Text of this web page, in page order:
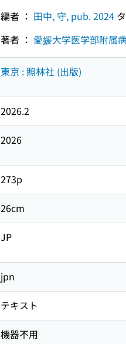
編者 ： 田中, 守, pub. 2024
著者 ： 愛媛大学医学部附属
東京 : 照林社 (出版)
2026.2
2026
273p
26cm
JP
jpn
テキスト
機器不用